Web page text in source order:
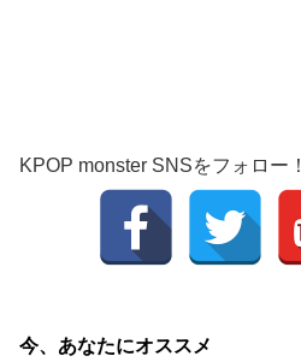
KPOP monster SNSをフォロー！
今、あなたにオススメ